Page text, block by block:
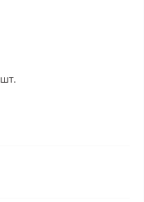
шт.